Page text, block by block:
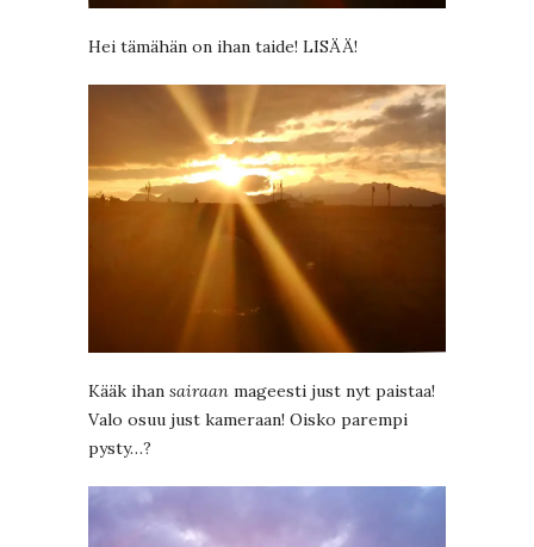
Hei tämähän on ihan taide! LISÄÄ!
Kääk ihan sairaan mageesti just nyt paistaa!
Valo osuu just kameraan! Oisko parempi
pysty…?